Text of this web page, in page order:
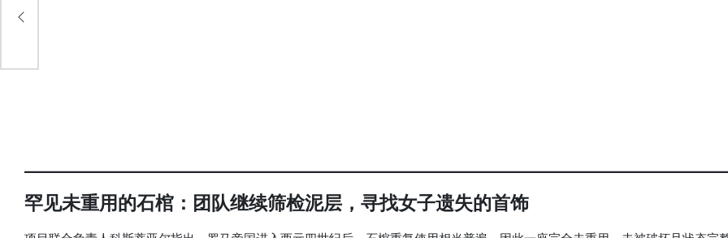
罕见未重用的石棺：团队继续筛检泥层，寻找女子遗失的首饰